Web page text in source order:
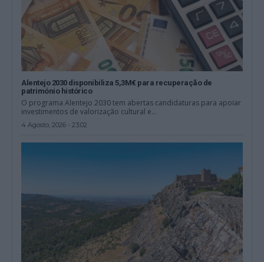
Alentejo 2030 disponibiliza 5,3M€ para recuperação de
património histórico
O programa Alentejo 2030 tem abertas candidaturas para apoiar
investimentos de valorização cultural e...
4 Agosto, 2026 - 23:02